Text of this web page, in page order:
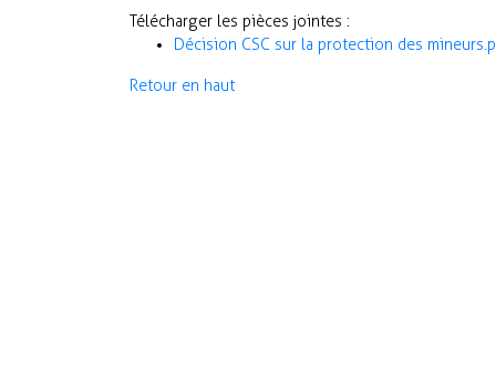
Télécharger les pièces jointes :
Décision CSC sur la protection des
Retour en haut